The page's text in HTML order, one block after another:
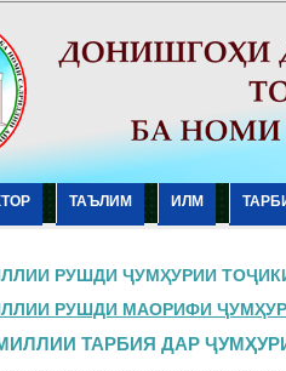
ТАЪЛИМ ИЛМ
РУШДИ ҶУМҲУРИИ
РУШДИ МАОРИФИ
ТАРБИЯ ДАР